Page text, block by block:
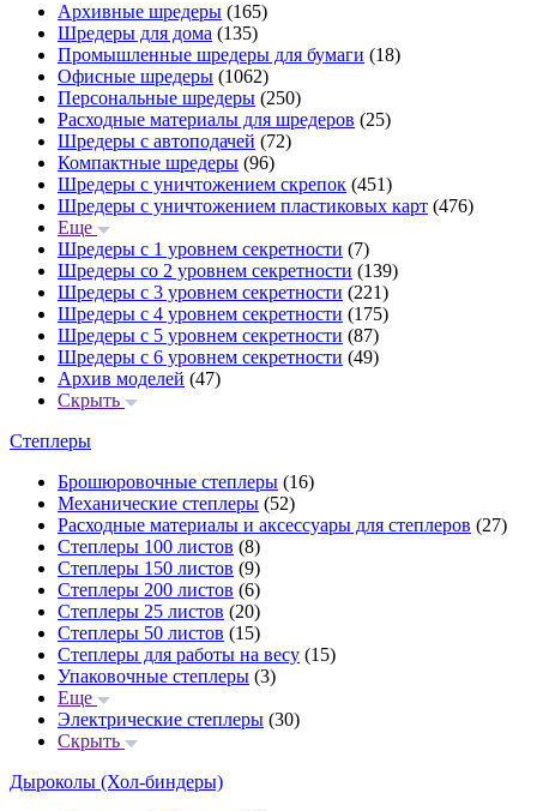
Архивные шредеры (165)
Шредеры для дома (135)
Промышленные шредеры для бумаги (18)
Офисные шредеры (1062)
Персональные шредеры (250)
Расходные материалы для шредеров (25)
Шредеры с автоподачей (72)
Компактные шредеры (96)
Шредеры с уничтожением скрепок (451)
Шредеры с уничтожением пластиковых карт (476)
Еще
Шредеры с 1 уровнем секретности (7)
Шредеры со 2 уровнем секретности (139)
Шредеры с 3 уровнем секретности (221)
Шредеры с 4 уровнем секретности (175)
Шредеры с 5 уровнем секретности (87)
Шредеры с 6 уровнем секретности (49)
Архив моделей (47)
Скрыть
Степлеры
Брошюровочные степлеры (16)
Механические степлеры (52)
Расходные материалы и аксессуары для степлеров (27)
Степлеры 100 листов (8)
Степлеры 150 листов (9)
Степлеры 200 листов (6)
Степлеры 25 листов (20)
Степлеры 50 листов (15)
Степлеры для работы на весу (15)
Упаковочные степлеры (3)
Еще
Электрические степлеры (30)
Скрыть
Дыроколы (Хол-биндеры)